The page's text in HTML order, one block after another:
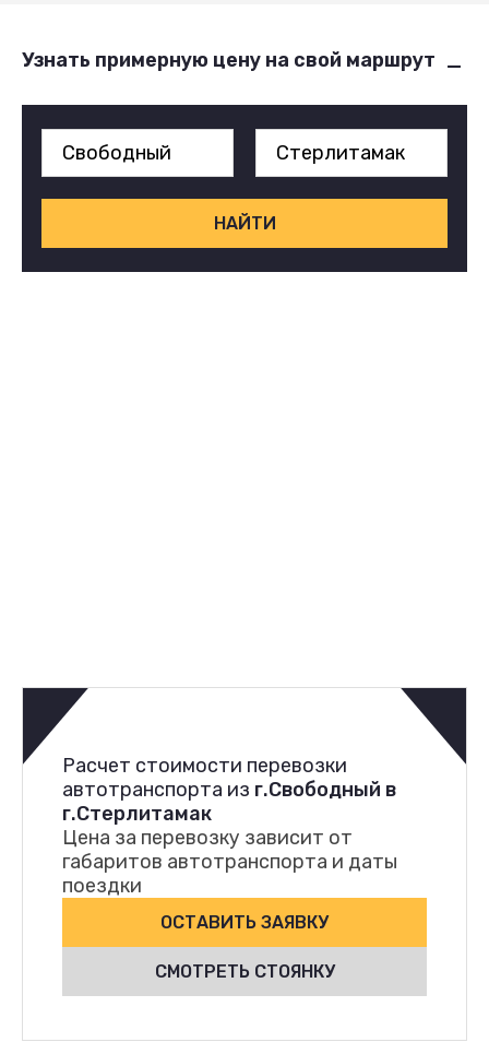
Узнать примерную цену на свой маршрут
НАЙТИ
Расчет стоимости перевозки
автотранспорта из г.Свободный в
г.Стерлитамак
Цена за перевозку зависит от
габаритов автотранспорта и даты
поездки
ОСТАВИТЬ ЗАЯВКУ
СМОТРЕТЬ СТОЯНКУ